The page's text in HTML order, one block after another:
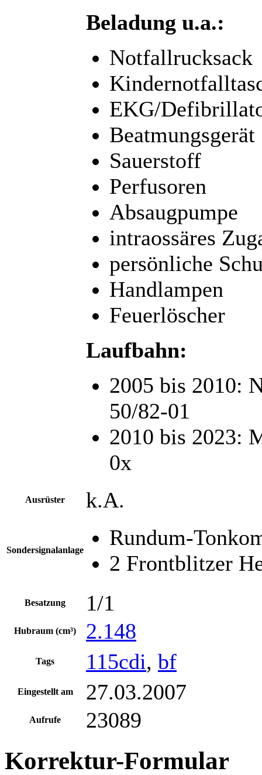
Beladung u.a.:
Notfallrucksack
EKG/
Beatmungsgerät
Sauerstoff
Perfusoren
Absaugpumpe
intraossäres
persönliche
Handlampen
Feuerlöscher
Laufbahn:
2005 bis 2010:
50/82-01
2010 bis 2023:
0x
Ausrüster k.A.
Sondersignalanlage
Rundum-
2 Frontblitzer
Besatzung 1/1
Hubraum (cm³) 2.148
Tags 115cdi, bf
Eingestellt am 27.03.2007
Aufrufe 23089
Korrektur-Formular